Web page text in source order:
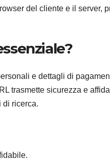
del cliente e il server,
e dettagli di
trasmette sicurezza e
di ricerca.